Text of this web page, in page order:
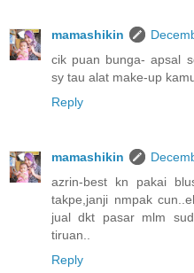
mamashikin
cik puan bunga- apsal
sy tau alat make-up
Reply
mamashikin
azrin-best kn pakai
takpe,janji nmpak
jual dkt pasar mlm
tiruan..
Reply